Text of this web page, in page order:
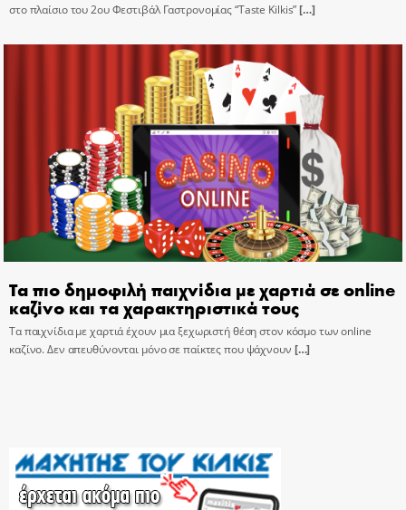
στο πλαίσιο του 2ου Φεστιβάλ Γαστρονομίας “Taste Kilkis”[…]
Τα πιο δημοφιλή παιχνίδια με χαρτιά σε online
καζίνο και τα χαρακτηριστικά τους
Τα παιχνίδια με χαρτιά έχουν μια ξεχωριστή θέση στον κόσμο των online
καζίνο. Δεν απευθύνονται μόνο σε παίκτες που ψάχνουν […]